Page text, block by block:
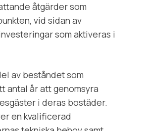
åtgärder som
vid sidan av
som aktiveras i
av beståndet som
antal år att genomsyra
i deras bostäder.
en kvalificerad